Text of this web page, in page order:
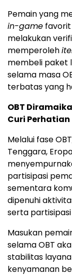
Pemain yang
in-game
melakukan
memperoleh
membeli paket
selama masa
terbatas yang
OBT
Curi Perhatian
Melalui fase
Tenggara,
partisipasi
sementara
dipenuhi
serta
Masukan
selama OBT
stabilitas
kenyamanan